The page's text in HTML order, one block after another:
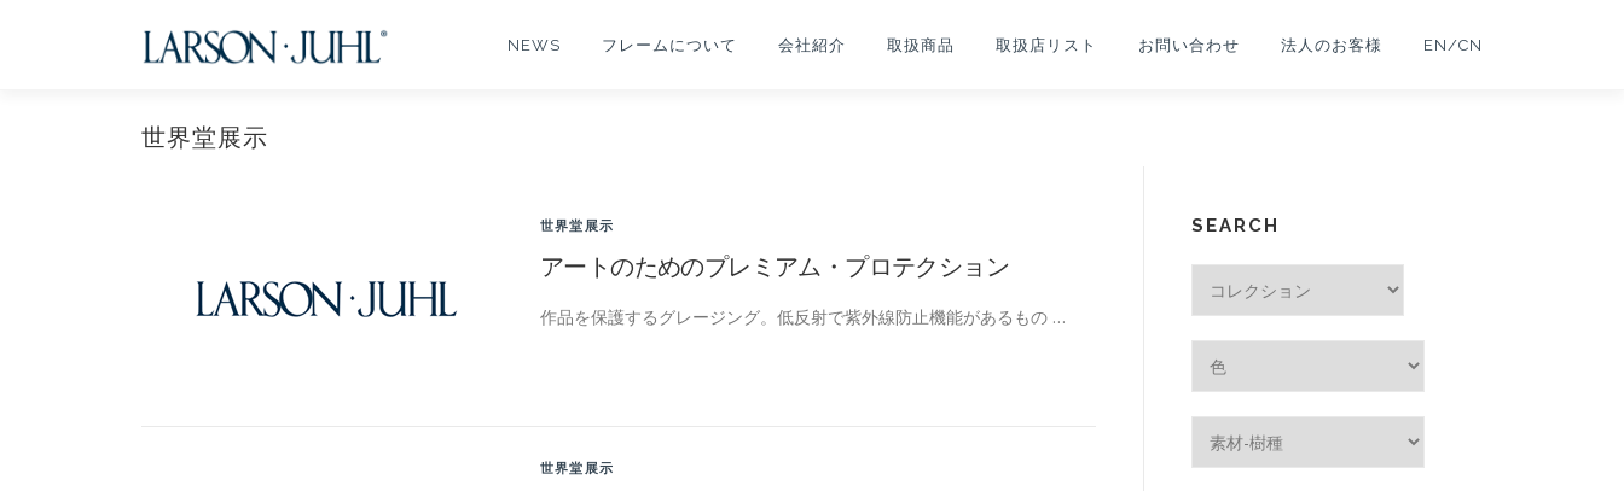
NEWS フレームについて 会社紹介 取扱商品 取扱店リスト お問い合わせ 法人のお客様 EN/CN
世界堂展示
世界堂展示
アートのためのプレミアム・プロテクション
作品を保護するグレージング。低反射で紫外線防止機能があるもの …
世界堂展示
SEARCH